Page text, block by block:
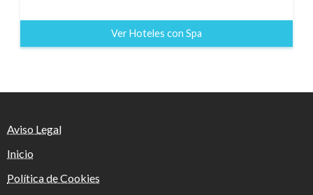
Ver Hoteles con Spa
Aviso Legal
Inicio
Política de Cookies